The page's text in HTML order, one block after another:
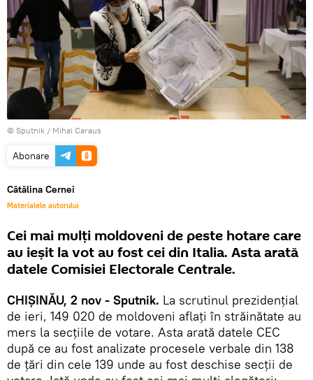
© Sputnik / Mihai Caraus
Abonare
Cătălina Cernei
Materialele autorului
Cei mai mulți moldoveni de peste hotare care
au ieșit la vot au fost cei din Italia. Asta arată
datele Comisiei Electorale Centrale.
CHIȘINĂU, 2 nov - Sputnik. La scrutinul prezidențial
de ieri, 149 020 de moldoveni aflați în străinătate au
mers la secțiile de votare. Asta arată datele CEC
după ce au fost analizate procesele verbale din 138
de țări din cele 139 unde au fost deschise secții de